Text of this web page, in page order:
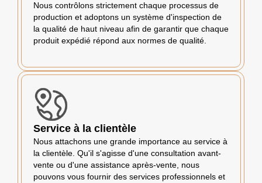
Nous contrôlons strictement chaque processus de
production et adoptons un système d'inspection de
la qualité de haut niveau afin de garantir que chaque
produit expédié répond aux normes de qualité.
Service à la clientèle
Nous attachons une grande importance au service à
la clientèle. Qu'il s'agisse d'une consultation avant-
vente ou d'une assistance après-vente, nous
pouvons vous fournir des services professionnels et